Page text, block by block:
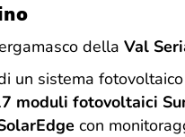
della Val
un sistema
moduli fotovoltaici
con